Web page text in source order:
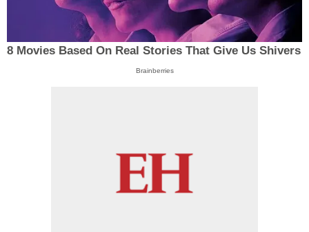
8 Movies Based On Real Stories That Give Us Shivers
Brainberries